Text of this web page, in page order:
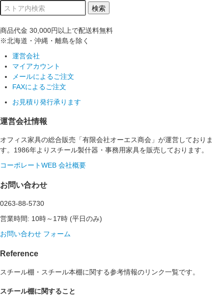
商品代金 30,000円以上で配送料無料
※北海道・沖縄・離島を除く
運営会社
マイアカウント
メールによるご注文
FAXによるご注文
お見積り発行承ります
運営会社情報
オフィス家具の総合販売「有限会社オーエス商会」が運営しておりま
す。1986年よりスチール製什器・事務用家具を販売しております。
コーポレートWEB 会社概要
お問い合わせ
0263-88-5730
営業時間: 10時～17時 (平日のみ)
お問い合わせ フォーム
Reference
スチール棚・スチール本棚に関する参考情報のリンク一覧です。
スチール棚に関すること